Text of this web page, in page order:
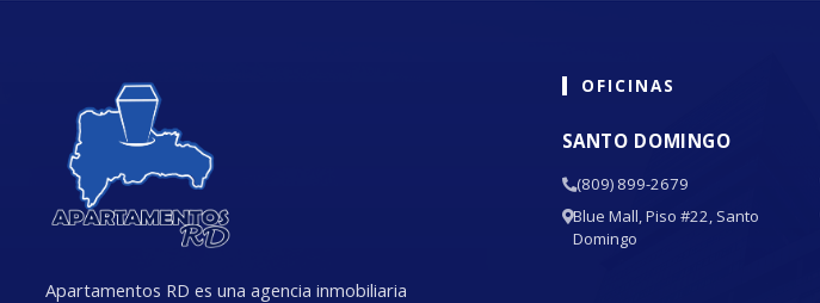
Apartamentos RD es una agencia inmobiliaria
OFICINAS
SANTO DOMINGO
(809) 899-2679
Blue Mall, Piso #22, Santo
Domingo